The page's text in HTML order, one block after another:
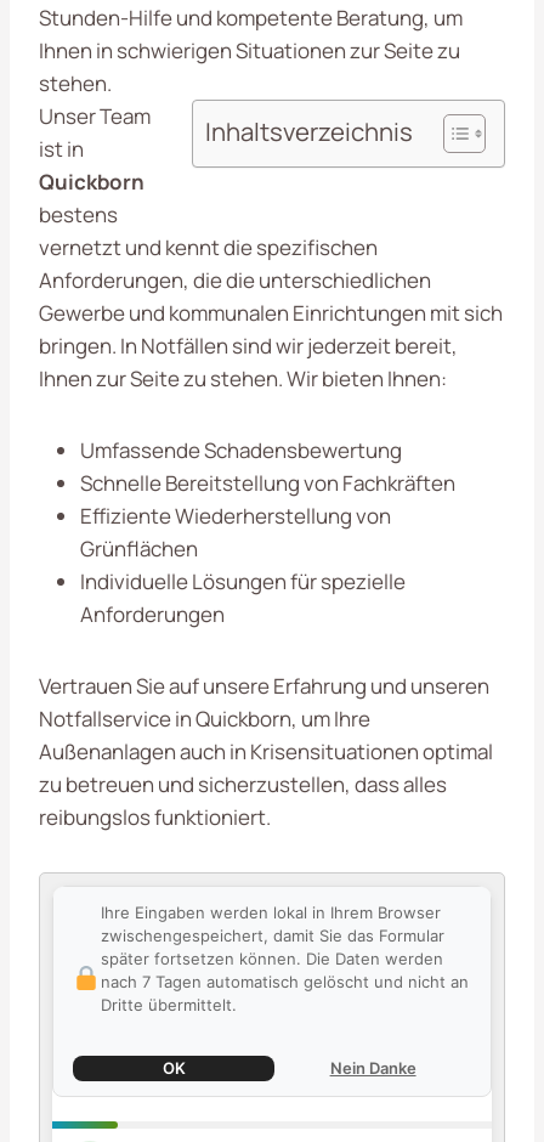
Stunden-Hilfe und kompetente Beratung, um
Ihnen in schwierigen Situationen zur Seite zu
stehen.
Inhaltsverzeichnis
Unser Team
ist in
Quickborn
bestens
vernetzt und kennt die spezifischen
Anforderungen, die die unterschiedlichen
Gewerbe und kommunalen Einrichtungen mit sich
bringen. In Notfällen sind wir jederzeit bereit,
Ihnen zur Seite zu stehen. Wir bieten Ihnen:
Umfassende Schadensbewertung
Schnelle Bereitstellung von Fachkräften
Effiziente Wiederherstellung von
Grünflächen
Individuelle Lösungen für spezielle
Anforderungen
Vertrauen Sie auf unsere Erfahrung und unseren
Notfallservice in Quickborn, um Ihre
Außenanlagen auch in Krisensituationen optimal
zu betreuen und sicherzustellen, dass alles
reibungslos funktioniert.
Ihre Eingaben werden lokal in Ihrem Browser
zwischengespeichert, damit Sie das Formular
später fortsetzen können. Die Daten werden
nach 7 Tagen automatisch gelöscht und nicht an
Dritte übermittelt.
OK Nein Danke